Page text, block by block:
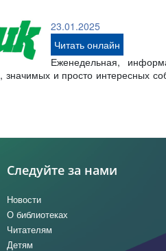
23.01.2025
Читать онлайн
Еженедельная,
и просто интересных
Следуйте за нами
Новости
О библиотеках
Читателям
Детям